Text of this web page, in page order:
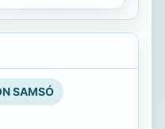
SAMSÓ